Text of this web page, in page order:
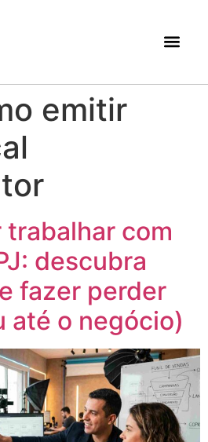
emitir
com
descubra
fazer perder
até o negócio)